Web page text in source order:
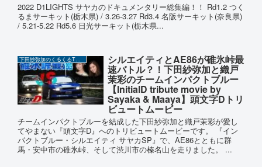
2022 D1LIGHTS サヤカのドキュメンタリー総集編！！ Rd1.2 つく
るまサーキット(栃木県) / 3.26-3.27 Rd3.4 名阪サーキット(奈良県)
/ 5.21-5.22 Rd5.6 日光サーキット(栃木県...
下田紗弥加のくるくるTUBE シルエイティとAE86が碓氷峠最
速バトル？！下田紗弥加と織戸
茉彩のチームインパクトブルー
【InitialD tribute movie by
Sayaka & Maaya】頭文字Dトリ
ビュートムービー
チームインパクトブルーを結成した下田紗弥加と織戸茉彩が愛し
てやまない『頭文字D』へのトリビュートムービーです。 『イン
パクトブルー・シルエイティ サヤカSP』で、AE86とともに群
馬・安中市の碓氷峠、そして渋川市の榛名山を走りました。 ...